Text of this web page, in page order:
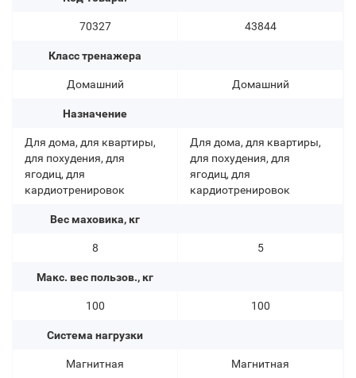
70327
Класс тренажера
Домашний
Назначение
Для дома, для квартиры,
для похудения, для
ягодиц, для
кардиотренировок
Вес маховика, кг
8
Макс. вес пользов., кг
100
Система нагрузки
Магнитная
43844
Домашний
Для дома, для квартиры,
для похудения, для
ягодиц, для
кардиотренировок
5
100
Магнитная